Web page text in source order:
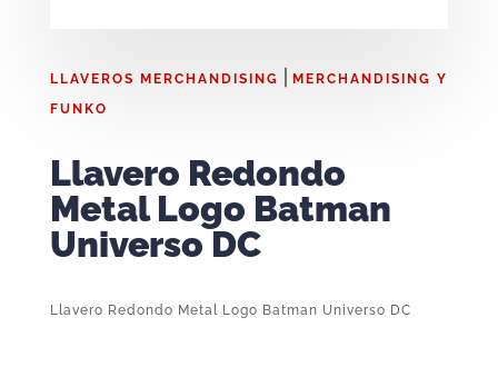
LLAVEROS MERCHANDISING
MERCHANDISING Y
FUNKO
Llavero Redondo
Metal Logo Batman
Universo DC
Llavero Redondo Metal Logo Batman Universo DC